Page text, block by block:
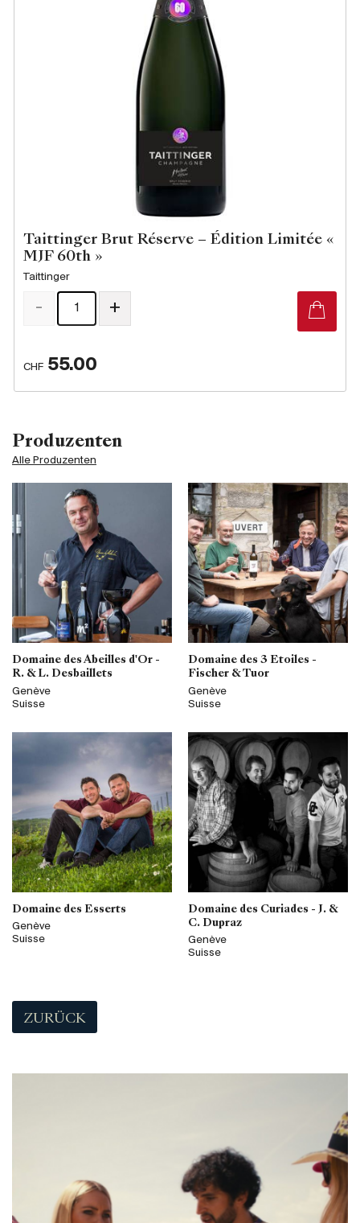
Produzenten
Alle Produzenten
Domaine des Abeilles d'Or -
R. & L. Desbaillets
Genève
Suisse
Domaine des 3 Etoiles -
Fischer & Tuor
Genève
Suisse
Domaine des Esserts
Genève
Suisse
Domaine des Curiades - J. &
C. Dupraz
Genève
Suisse
ZURÜCK
Taittinger Brut Réserve – Édition Limitée «
MJF 60th »
Taittinger
CHF 55.00
- +